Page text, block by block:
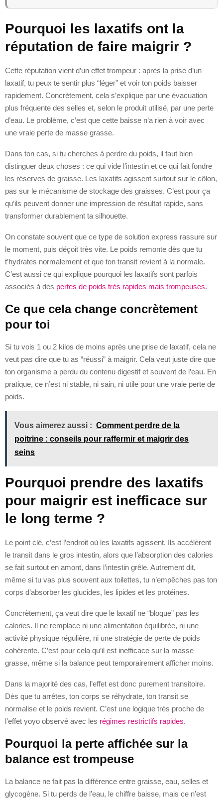
Pourquoi les laxatifs ont la
réputation de faire maigrir ?
Cette réputation vient d’un effet trompeur : après la prise d’un
laxatif, tu peux te sentir plus “léger” et voir ton poids baisser
rapidement. Concrètement, cela s’explique par une évacuation
plus fréquente des selles et, selon le produit utilisé, par une perte
d’eau. Le problème, c’est que cette baisse n’a rien à voir avec
une vraie perte de masse grasse.
Dans ton cas, si tu cherches à perdre du poids, il faut bien
distinguer deux choses : ce qui vide l’intestin et ce qui fait fondre
les réserves de graisse. Les laxatifs agissent surtout sur le côlon,
pas sur le mécanisme de stockage des graisses. C’est pour ça
qu’ils peuvent donner une impression de résultat rapide, sans
transformer durablement ta silhouette.
On constate souvent que ce type de solution express rassure sur
le moment, puis déçoit très vite. Le poids remonte dès que tu
t’hydrates normalement et que ton transit revient à la normale.
C’est aussi ce qui explique pourquoi les laxatifs sont parfois
associés à des pertes de poids très rapides mais trompeuses.
Ce que cela change concrètement
pour toi
Si tu vois 1 ou 2 kilos de moins après une prise de laxatif, cela ne
veut pas dire que tu as “réussi” à maigrir. Cela veut juste dire que
ton organisme a perdu du contenu digestif et souvent de l’eau. En
pratique, ce n’est ni stable, ni sain, ni utile pour une vraie perte de
poids.
Vous aimerez aussi : Comment perdre de la
poitrine : conseils pour raffermir et maigrir des
seins
Pourquoi prendre des laxatifs
pour maigrir est inefficace sur
le long terme ?
Le point clé, c’est l’endroit où les laxatifs agissent. Ils accélèrent
le transit dans le gros intestin, alors que l’absorption des calories
se fait surtout en amont, dans l’intestin grêle. Autrement dit,
même si tu vas plus souvent aux toilettes, tu n’empêches pas ton
corps d’absorber les glucides, les lipides et les protéines.
Concrètement, ça veut dire que le laxatif ne “bloque” pas les
calories. Il ne remplace ni une alimentation équilibrée, ni une
activité physique régulière, ni une stratégie de perte de poids
cohérente. C’est pour cela qu’il est inefficace sur la masse
grasse, même si la balance peut temporairement afficher moins.
Dans la majorité des cas, l’effet est donc purement transitoire.
Dès que tu arrêtes, ton corps se réhydrate, ton transit se
normalise et le poids revient. C’est une logique très proche de
l’effet yoyo observé avec les régimes restrictifs rapides.
Pourquoi la perte affichée sur la
balance est trompeuse
La balance ne fait pas la différence entre graisse, eau, selles et
glycogène. Si tu perds de l’eau, le chiffre baisse, mais ce n’est